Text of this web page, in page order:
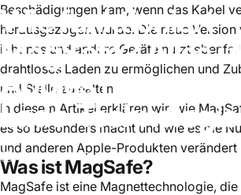
Wiefunktioniert
MagSafe?Alles
Apples
Lade-Technologie
März 10, 2025 von Mustafa Eryigit
Beschädigungen kam, wenn das Kabel
herausgezogen wurde. Die neue
iPhones und andere Geräte nutzt
drahtloses Laden zu ermöglichen und
und Stelle zu halten.
In diesem Artikel erklären wir, wie
es so besonders macht und wie es die
und anderen Apple-Produkten verändert
Was ist MagSafe?
MagSafe ist eine Magnettechnologie, die